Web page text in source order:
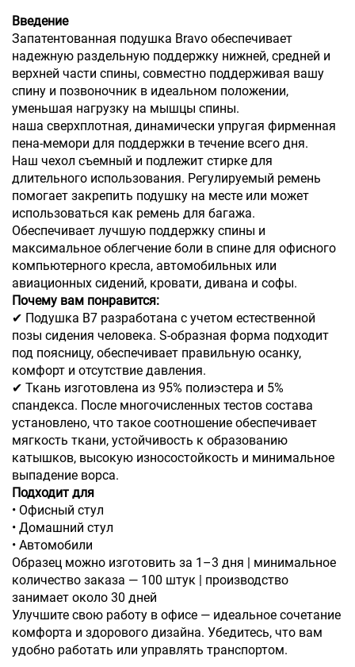
Введение
Запатентованная подушка Bravo обеспечивает
надежную раздельную поддержку нижней, средней и
верхней части спины, совместно поддерживая вашу
спину и позвоночник в идеальном положении,
уменьшая нагрузку на мышцы спины.
наша сверхплотная, динамически упругая фирменная
пена-мемори для поддержки в течение всего дня.
Наш чехол съемный и подлежит стирке для
длительного использования. Регулируемый ремень
помогает закрепить подушку на месте или может
использоваться как ремень для багажа.
Обеспечивает лучшую поддержку спины и
максимальное облегчение боли в спине для офисного
компьютерного кресла, автомобильных или
авиационных сидений, кровати, дивана и софы.
Почему вам понравится:
✔ Подушка B7 разработана с учетом естественной
позы сидения человека. S-образная форма подходит
под поясницу, обеспечивает правильную осанку,
комфорт и отсутствие давления.
✔ Ткань изготовлена из 95% полиэстера и 5%
спандекса. После многочисленных тестов состава
установлено, что такое соотношение обеспечивает
мягкость ткани, устойчивость к образованию
катышков, высокую износостойкость и минимальное
выпадение ворса.
Подходит для
• Офисный стул
• Домашний стул
• Автомобили
Образец можно изготовить за 1–3 дня | минимальное
количество заказа — 100 штук | производство
занимает около 30 дней
Улучшите свою работу в офисе — идеальное сочетание
комфорта и здорового дизайна. Убедитесь, что вам
удобно работать или управлять транспортом.